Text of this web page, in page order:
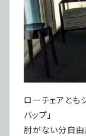
ローチェアとも
バップ」
肘がない分自由